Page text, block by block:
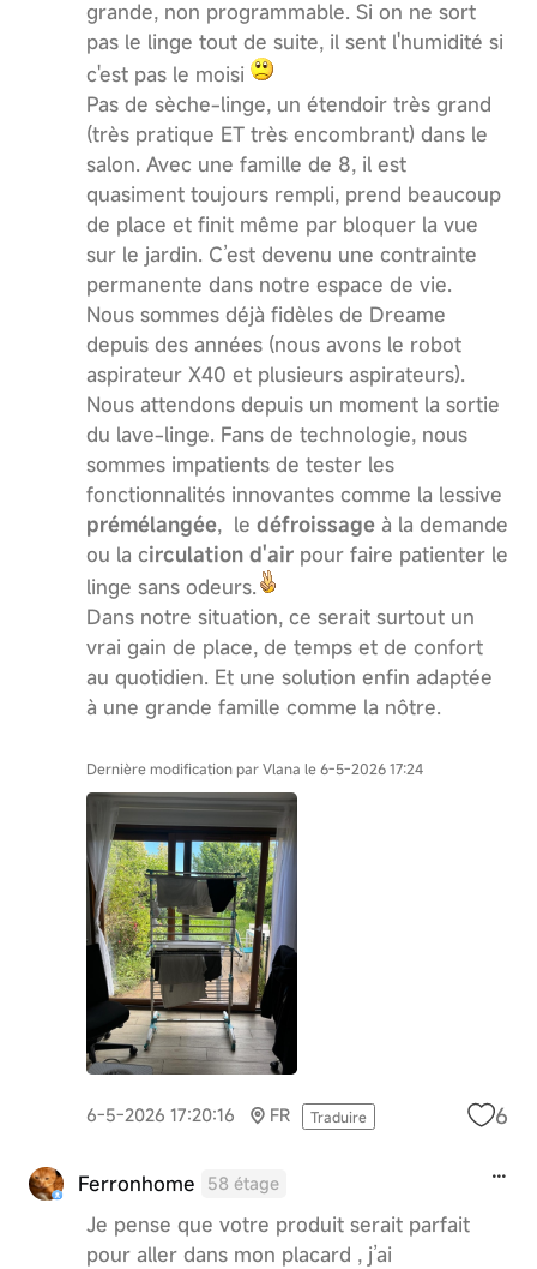
grande, non programmable. Si on ne sort
pas le linge tout de suite, il sent l'humidité si
c'est pas le moisi
Pas de sèche-linge, un étendoir très grand
(très pratique ET très encombrant) dans le
salon. Avec une famille de 8, il est
quasiment toujours rempli, prend beaucoup
de place et finit même par bloquer la vue
sur le jardin. C’est devenu une contrainte
permanente dans notre espace de vie.
Nous sommes déjà fidèles de Dreame
depuis des années (nous avons le robot
aspirateur X40 et plusieurs aspirateurs).
Nous attendons depuis un moment la sortie
du lave-linge. Fans de technologie, nous
sommes impatients de tester les
fonctionnalités innovantes comme la lessive
prémélangée, le défroissage à la demande
ou la circulation d'airpour faire patienter le
linge sans odeurs.
Dans notre situation, ce serait surtout un
vrai gain de place, de temps et de confort
au quotidien. Et une solution enfin adaptée
à une grande famille comme la nôtre.
Dernière modification par Vlana le 6-5-2026 17:24
6-5-2026 17:20:16 FR Traduire 6
Ferronhome 58 étage
Je pense que votre produit serait parfait
pour aller dans mon placard , j’ai